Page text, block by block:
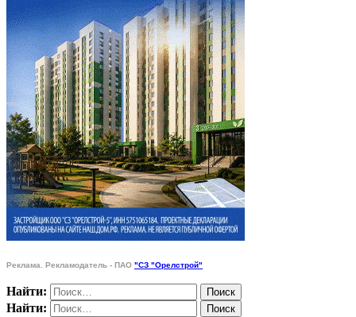
Реклама. Рекламодатель - ПАО "СЗ "Орелстрой"
Найти:
Найти: